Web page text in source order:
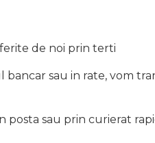
de noi prin terti
sau in rate, vom
sau prin curierat